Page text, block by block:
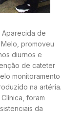
Aparecida de
promoveu
diurnos e
de cateter
monitoramento
na artéria.
foram
da